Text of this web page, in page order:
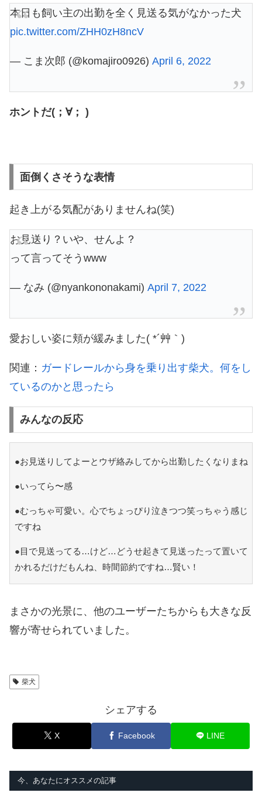
本日も飼い主の出勤を全く見送る気がなかった犬
pic.twitter.com/ZHH0zH8ncV
— こま次郎 (@komajiro0926) April 6, 2022
ホントだ(；∀； )
面倒くさそうな表情
起き上がる気配がありませんね(笑)
お見送り？いや、せんよ？
って言ってそうwww
— なみ (@nyankononakami) April 7, 2022
愛おしい姿に頬が緩みました( *´艸｀)
関連： ガードレールから身を乗り出す柴犬。何をし
ているのかと思ったら
みんなの反応
●お見送りしてよーとウザ絡みしてから出勤したくなりまね
●いってら〜感
●むっちゃ可愛い。心でちょっぴり泣きつつ笑っちゃう感じ
ですね
●目で見送ってる…けど…どうせ起きて見送ったって置いて
かれるだけだもんね、時間節約ですね…賢い！
まさかの光景に、他のユーザーたちからも大きな反
響が寄せられていました。
柴犬
シェアする
X Facebook LINE
今、あなたにオススメの記事